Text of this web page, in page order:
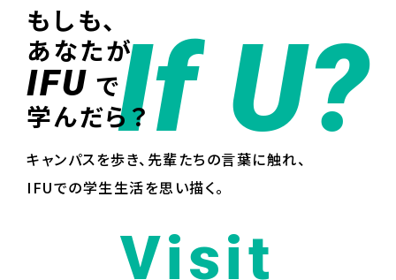
もしも、
あなたが
IFU で
学んだら？If U?
キャンパスを歩き、先輩たちの言葉に触れ、
IFUでの学生生活を思い描く。
Visit